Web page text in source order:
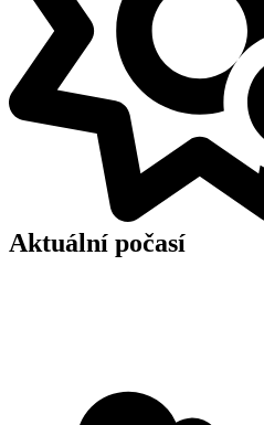
Aktuální počasí